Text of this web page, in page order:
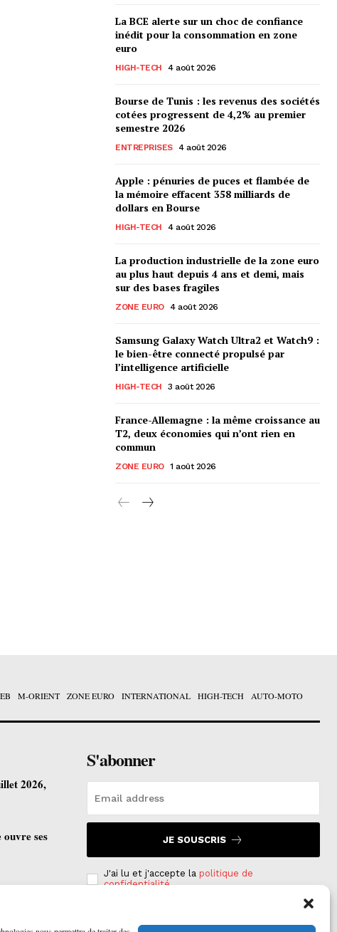
La BCE alerte sur un choc de confiance
inédit pour la consommation en zone
euro
HIGH-TECH 4 août 2026
Bourse de Tunis : les revenus des sociétés
cotées progressent de 4,2% au premier
semestre 2026
ENTREPRISES 4 août 2026
Apple : pénuries de puces et flambée de
la mémoire effacent 358 milliards de
dollars en Bourse
HIGH-TECH 4 août 2026
La production industrielle de la zone euro
au plus haut depuis 4 ans et demi, mais
sur des bases fragiles
ZONE EURO 4 août 2026
Samsung Galaxy Watch Ultra2 et Watch9 :
le bien-être connecté propulsé par
l’intelligence artificielle
HIGH-TECH 3 août 2026
France-Allemagne : la même croissance au
T2, deux économies qui n’ont rien en
commun
ZONE EURO 1 août 2026
M-ORIENT ZONE EURO INTERNATIONAL HIGH-TECH AUTO-MOTO
2026,
ses
S'abonner
JE SOUSCRIS
J'ai lu et j'accepte la politique de
confidentialité.